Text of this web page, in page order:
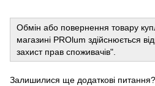
Обмін або повернення товару
магазині PROlum здійснюється
захист прав споживачів".
Залишилися ще додаткові